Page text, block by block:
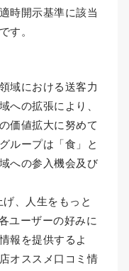
時開示基準に該当
す。
域における送客力
への拡張により、
価値拡大に努めて
ループは「食」と
への参入機会及び
、人生をもっと
ユーザーの好みに
報を提供するよ
オススメ口コミ情